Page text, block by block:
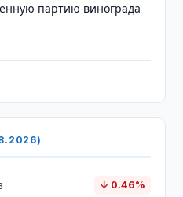
партию винограда
↓ 0.46%